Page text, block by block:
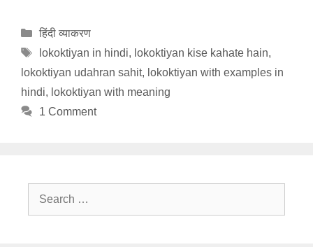
Categories
हिंदी व्याकरण
Tags
lokoktiyan in hindi, lokoktiyan kise kahate hain,
lokoktiyan udahran sahit, lokoktiyan with examples in
hindi, lokoktiyan with meaning
1 Comment
Search